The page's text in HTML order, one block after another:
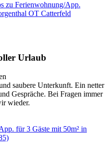
zu Ferienwohnung/App.
OT Catterfeld
Urlaub
saubere Unterkunft. Ein netter
Gespräche. Bei Fragen immer
wieder.
für 3 Gäste mit 50m² in